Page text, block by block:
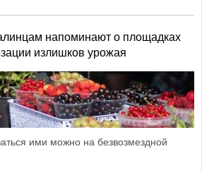
напоминают о площадках
излишков урожая
ими можно на безвозмездной